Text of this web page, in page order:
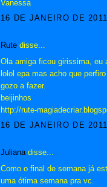
Vanessa
16 DE JANEIRO DE
Rute disse...
Ola amiga ficou girissima, eu
lolol epa mas acho que
gozo a fazer.
beijinhos
http://rute-
16 DE JANEIRO DE
Julianadisse...
Como o final de semana já
uma ótima semana pra vc.